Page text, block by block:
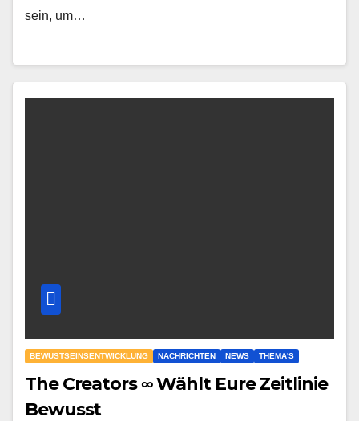
sein, um…
BEWUSTSEINSENTWICKLUNG NACHRICHTEN NEWS THEMA'S
The Creators ∞ Wählt Eure Zeitlinie
Bewusst